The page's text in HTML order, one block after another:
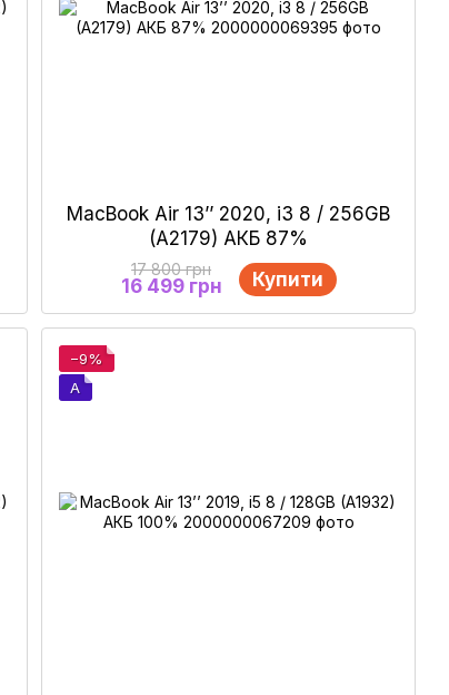
MacBook Air 13’’ 2020, і3 8 / 256GB
(A2179) АКБ 87%
17 800 грн
16 499 грн Купити
−9%
A